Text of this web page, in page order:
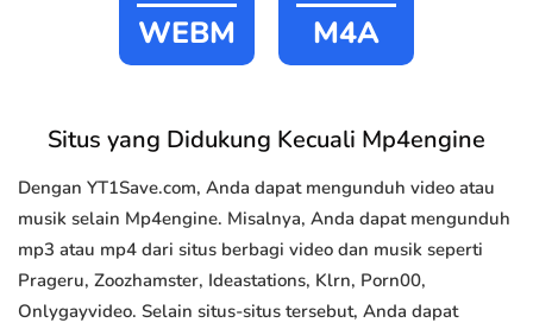
WEBM M4A
Situs yang Didukung Kecuali Mp4engine
Dengan YT1Save.com, Anda dapat mengunduh video atau
musik selain Mp4engine. Misalnya, Anda dapat mengunduh
mp3 atau mp4 dari situs berbagi video dan musik seperti
Prageru, Zoozhamster, Ideastations, Klrn, Porn00,
Onlygayvideo. Selain situs-situs tersebut, Anda dapat